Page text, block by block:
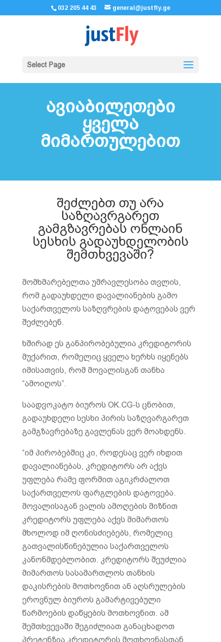
032 205 44 43 general@justfly.ge
Select Page
ავიაბილეთები
ყველა
მიმართულებით
შეძლებთ თუ არა
საზღავრგარეთ
გამგზავრებას ონლაინ
სესხის გადაუხდელობის
შემთხვევაში?
მომხმარებელთა უმრავლესობა თვლის,
რომ გადაუხდელი დავალიანების გამო
საქართველოს საზღვრების დატოვებას ვერ
შეძლებენ.
ხშირად ეს განპირობებულია კრედიტორის
მუქარით, რომელიც ყველა ხერხს იყენებს
იმისათვის, რომ მოვალისგან თანხა
“ამოიღოს”.
საადვოკატო ბიუროს OK.CG-ს ცნობით,
გადაუხდელი სესხი პირის საზღვარგარეთ
გამგზავრებაზე გავლენას ვერ მოახდენს.
“იმ პირობებშიც კი, როდესაც ვერ იხდით
დავალიანებას, კრედიტორს არ აქვს
უფლება რამე ფორმით აგიკრძალოთ
საქართველოს ფარგლების დატოვება.
მოვალისაგან ვალის ამოღების მიზნით
კრედიტორს უფლება აქვს მიმართოს
მხოლოდ იმ ღონისძიებებს, რომელიც
გათვალისწინებულია საქართველოს
კანონმდებლობით. კრედიტორს შეუძლია
მიმართოს სასამართლოს თანხის
დაკისრების მოთხოვნით ან აღსრულების
ეროვნულ ბიუროს გამარტივებული
წარმოების დაწყების მოთხოვნით. ამ
შემთხვევაში შეგიძლიათ განაცხადოთ
პრეტენზია კრედიტორის მოთხოვნასთან